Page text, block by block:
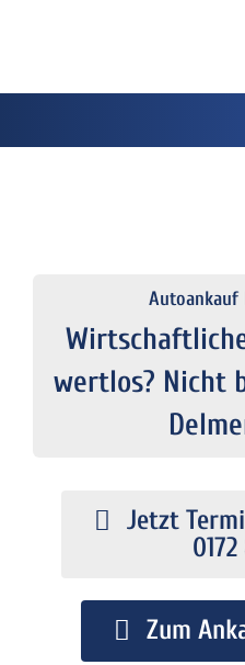
Autoankauf
wertlos? Nicht
Jetzt
Zum